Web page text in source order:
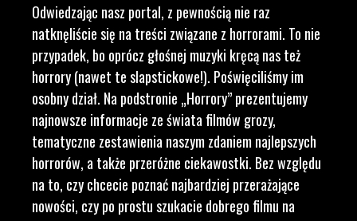
Odwiedzając nasz portal, z pewnością nie raz
natknęliście się na treści związane z horrorami. To nie
przypadek, bo oprócz głośnej muzyki kręcą nas też
horrory (nawet te slapstickowe!). Poświęciliśmy im
osobny dział. Na podstronie „Horrory” prezentujemy
najnowsze informacje ze świata filmów grozy,
tematyczne zestawienia naszym zdaniem najlepszych
horrorów, a także przeróżne ciekawostki. Bez względu
na to, czy chcecie poznać najbardziej przerażające
nowości, czy po prostu szukacie dobrego filmu na